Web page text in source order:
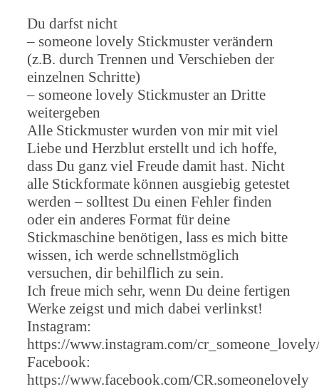
Du darfst nicht
– someone lovely Stickmuster verändern
(z.B. durch Trennen und Verschieben der
einzelnen Schritte)
– someone lovely Stickmuster an Dritte
weitergeben
Alle Stickmuster wurden von mir mit viel
Liebe und Herzblut erstellt und ich hoffe,
dass Du ganz viel Freude damit hast. Nicht
alle Stickformate können ausgiebig getestet
werden – solltest Du einen Fehler finden
oder ein anderes Format für deine
Stickmaschine benötigen, lass es mich bitte
wissen, ich werde schnellstmöglich
versuchen, dir behilflich zu sein.
Ich freue mich sehr, wenn Du deine fertigen
Werke zeigst und mich dabei verlinkst!
Instagram:
https://www.instagram.com/
Facebook:
https://www.facebook.com/CR.someonelovely